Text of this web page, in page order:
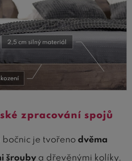
zpracování spojů
bočnic je tvořeno dvěma
šrouby a dřevěnými kolíky.